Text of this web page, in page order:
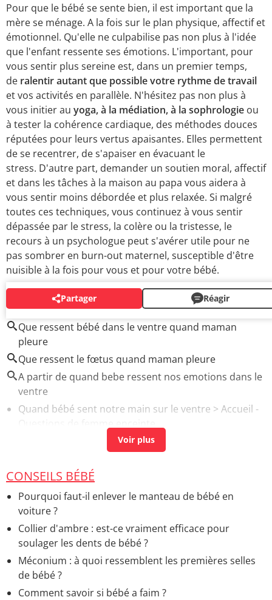
Pour que le bébé se sente bien, il est important que la
mère se ménage. A la fois sur le plan physique, affectif et
émotionnel. Qu'elle ne culpabilise pas non plus à l'idée
que l'enfant ressente ses émotions. L'important, pour
vous sentir plus sereine est, dans un premier temps,
de ralentir autant que possible votre rythme de travail
et vos activités en parallèle. N'hésitez pas non plus à
vous initier au yoga, à la médiation, à la sophrologie ou
à tester la cohérence cardiaque, des méthodes douces
réputées pour leurs vertus apaisantes. Elles permettent
de se recentrer, de s'apaiser en évacuant le
stress. D'autre part, demander un soutien moral, affectif
et dans les tâches à la maison au papa vous aidera à
vous sentir moins débordée et plus relaxée. Si malgré
toutes ces techniques, vous continuez à vous sentir
dépassée par le stress, la colère ou la tristesse, le
recours à un psychologue peut s'avérer utile pour ne
pas sombrer en burn-out maternel, susceptible d'être
nuisible à la fois pour vous et pour votre bébé.
Partager Réagir
AUTOUR DU MÊME SUJET
Que ressent bébé dans le ventre quand maman
pleure
Que ressent le fœtus quand maman pleure
A partir de quand bebe ressent nos emotions dans le
ventre
Quand bébé sent notre main sur le ventre > Accueil -
Bébé bas dans le ventre 5 mois
6 mois de grossesse bébé bouge en bas du ventre
CONSEILS BÉBÉ
Pourquoi faut-il enlever le manteau de bébé en
voiture ?
Collier d'ambre : est-ce vraiment efficace pour
soulager les dents de bébé ?
Méconium : à quoi ressemblent les premières selles
de bébé ?
Comment savoir si bébé a faim ?